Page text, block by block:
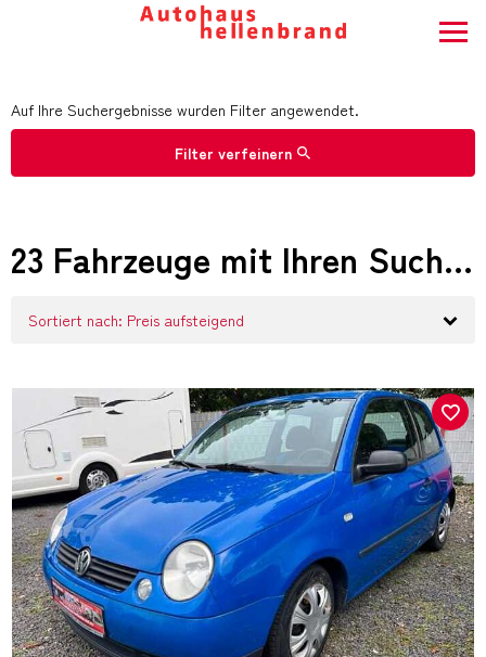
Auf Ihre Suchergebnisse wurden Filter angewendet.
Filter verfeinern
23 Fahrzeuge mit Ihren Suchkriterien
Sortiert nach: Preis aufsteigend